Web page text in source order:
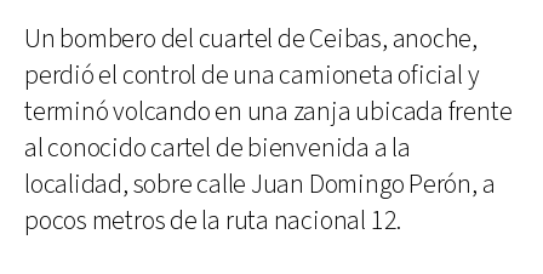
Un bombero del cuartel de Ceibas, anoche,
perdió el control de una camioneta oficial y
terminó volcando en una zanja ubicada frente
al conocido cartel de bienvenida a la
localidad, sobre calle Juan Domingo Perón, a
pocos metros de la ruta nacional 12.